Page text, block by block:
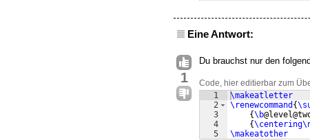
Eine Antwort:
1
Du brauchst nur den
Code, hier editierbar zum
1
2
3
4
5
\makeatletter
\renewcommand {
{\b
{
\makeatother